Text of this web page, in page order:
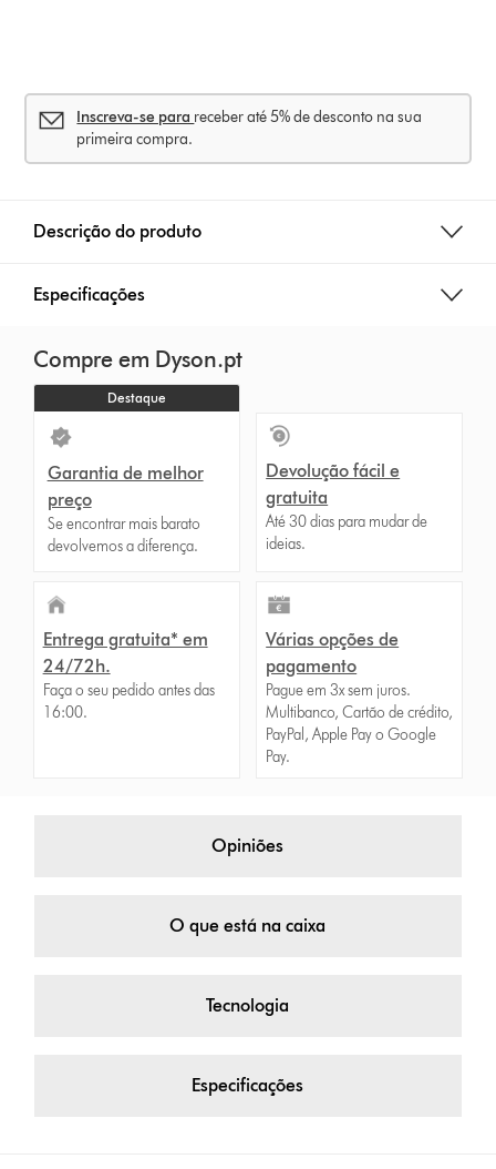
Inscreva-se para receber até 5% de desconto na sua
primeira compra.
Descrição do produto
Especificações
Compre em Dyson.pt
Destaque
Garantia de melhor
preço
Se encontrar mais barato
devolvemos a diferença.
Devolução fácil e
gratuita
Até 30 dias para mudar de
ideias.
Entrega gratuita* em
24/72h.
Faça o seu pedido antes das
16:00.
Várias opções de
pagamento
Pague em 3x sem juros.
Multibanco, Cartão de crédito,
PayPal, Apple Pay o Google
Pay.
Opiniões
O que está na caixa
Tecnologia
Especificações